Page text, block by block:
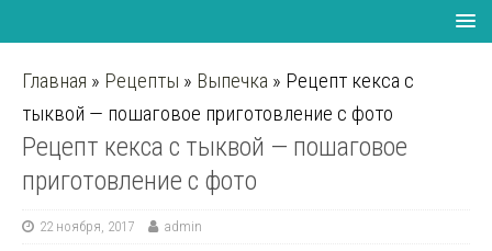
Главная » Рецепты » Выпечка » Рецепт кекса с
тыквой — пошаговое приготовление с фото
Рецепт кекса с тыквой — пошаговое
приготовление с фото
22 ноября, 2017 admin